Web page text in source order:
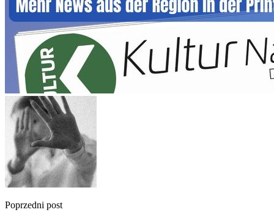
Poprzedni post